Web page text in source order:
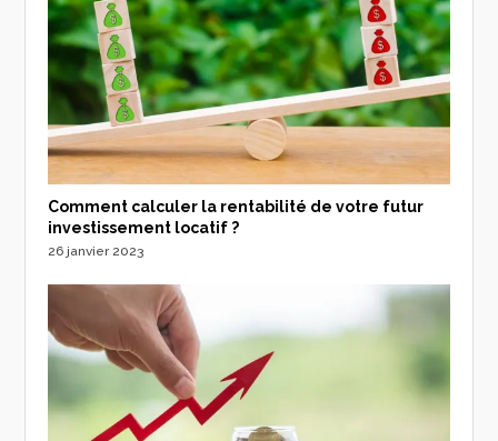
Comment calculer la rentabilité de votre futur
investissement locatif ?
26 janvier 2023